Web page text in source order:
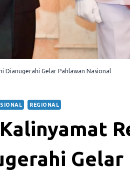
Dianugerahi Gelar Pahlawan Nasional
REGIONAL
Gelar